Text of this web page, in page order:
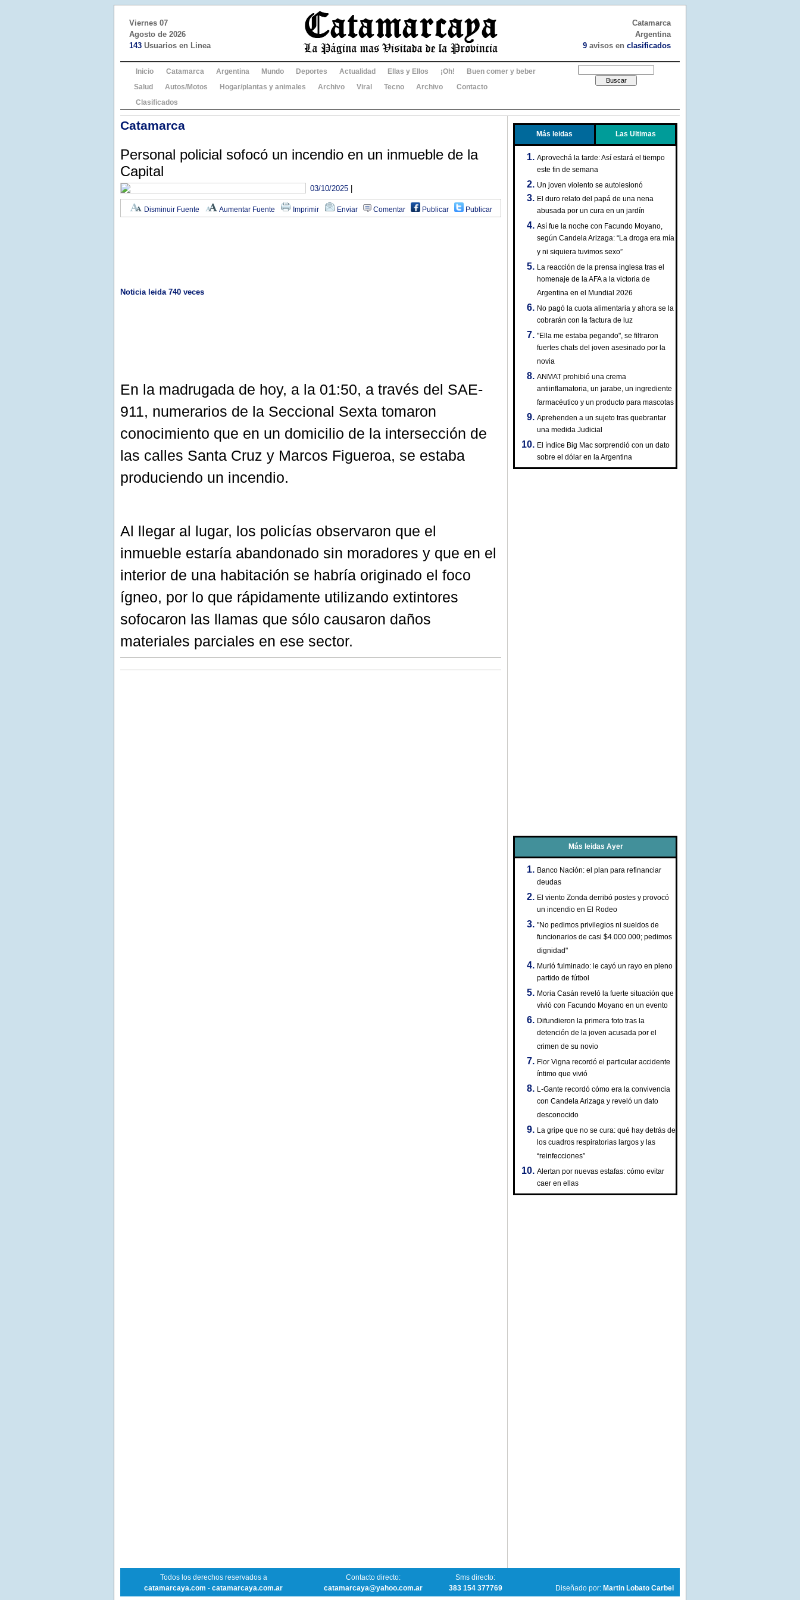
Viernes 07
Agosto de 2026
143 Usuarios en Linea
Catamarca
Argentina
9 avisos en clasificados
Inicio Catamarca Argentina Mundo Deportes Actualidad Ellas y Ellos ¡Oh!
Buen comer y beber
Salud
Autos/Motos Hogar/plantas y animales Archivo Viral Tecno Archivo
Contacto
Clasificados
Catamarca
Personal policial sofocó un incendio en un inmueble de la
Capital
03/10/2025
Disminuir Fuente Aumentar Fuente Imprimir Enviar Comentar Publicar Publicar
Noticia leida 740 veces
En la madrugada de hoy, a la 01:50, a través del SAE-
911, numerarios de la Seccional Sexta tomaron
conocimiento que en un domicilio de la intersección de
las calles Santa Cruz y Marcos Figueroa, se estaba
produciendo un incendio.
Al llegar al lugar, los policías observaron que el
inmueble estaría abandonado sin moradores y que en el
interior de una habitación se habría originado el foco
ígneo, por lo que rápidamente utilizando extintores
sofocaron las llamas que sólo causaron daños
materiales parciales en ese sector.
Más leidas Las Ultimas
Aprovechá la tarde: Así estará el tiempo
este fin de semana
Un joven violento se autolesionó
El duro relato del papá de una nena
abusada por un cura en un jardín
Así fue la noche con Facundo Moyano,
según Candela Arizaga: “La droga era mía
y ni siquiera tuvimos sexo”
La reacción de la prensa inglesa tras el
homenaje de la AFA a la victoria de
Argentina en el Mundial 2026
No pagó la cuota alimentaria y ahora se la
cobrarán con la factura de luz
"Ella me estaba pegando", se filtraron
fuertes chats del joven asesinado por la
novia
ANMAT prohibió una crema
antiinflamatoria, un jarabe, un ingrediente
farmacéutico y un producto para mascotas
Aprehenden a un sujeto tras quebrantar
una medida Judicial
El índice Big Mac sorprendió con un dato
sobre el dólar en la Argentina
Más leidas Ayer
Banco Nación: el plan para refinanciar
deudas
El viento Zonda derribó postes y provocó
un incendio en El Rodeo
"No pedimos privilegios ni sueldos de
funcionarios de casi $4.000.000; pedimos
dignidad"
Murió fulminado: le cayó un rayo en pleno
partido de fútbol
Moria Casán reveló la fuerte situación que
vivió con Facundo Moyano en un evento
Difundieron la primera foto tras la
detención de la joven acusada por el
crimen de su novio
Flor Vigna recordó el particular accidente
íntimo que vivió
L-Gante recordó cómo era la convivencia
con Candela Arizaga y reveló un dato
desconocido
La gripe que no se cura: qué hay detrás de
los cuadros respiratorias largos y las
“reinfecciones”
Alertan por nuevas estafas: cómo evitar
caer en ellas
Todos los derechos reservados a
catamarcaya.com - catamarcaya.com.ar
Contacto directo:
catamarcaya@yahoo.com.ar
Sms directo:
383 154 377769
Diseñado por: Martin Lobato Carbel